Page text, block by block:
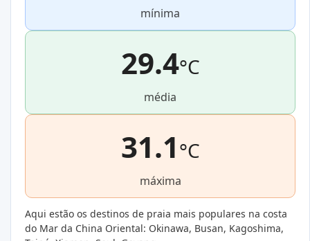
mínima
29.4°C
média
31.1°C
máxima
Aqui estão os destinos de praia mais populares na costa
do Mar da China Oriental: Okinawa, Busan, Kagoshima,